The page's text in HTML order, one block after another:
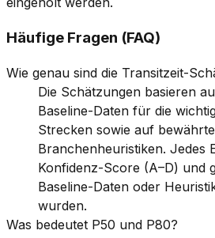
Häufige Fragen (FAQ)
Wie genau sind die Transitzeit-
Die Schätzungen basieren
Baseline-Daten für die
Strecken sowie auf
Branchenheuristiken. Jedes
Konfidenz-Score (A–D) und
Baseline-Daten oder
wurden.
Was bedeutet P50 und P80?